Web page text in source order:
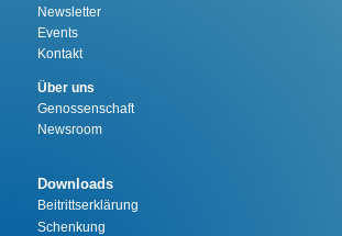
Newsletter
Events
Kontakt
Über uns
Genossenschaft
Newsroom
Downloads
Beitrittserklärung
Schenkung